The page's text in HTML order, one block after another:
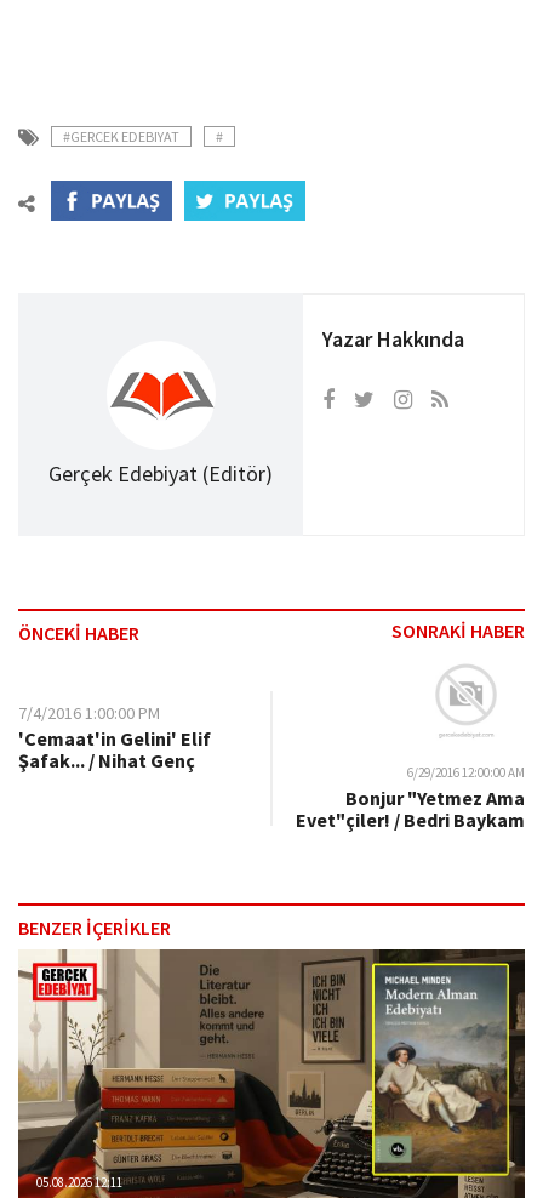
#GERCEK EDEBIYAT #
Gerçek Edebiyat (Editör)
Yazar Hakkında
ÖNCEKİ HABER SONRAKİ HABER
7/4/2016 1:00:00 PM
'Cemaat'in Gelini' Elif
Şafak... / Nihat Genç
6/29/2016 12:00:00 AM
Bonjur "Yetmez Ama
Evet"çiler! / Bedri Baykam
BENZER İÇERİKLER
05.08.2026 12:11